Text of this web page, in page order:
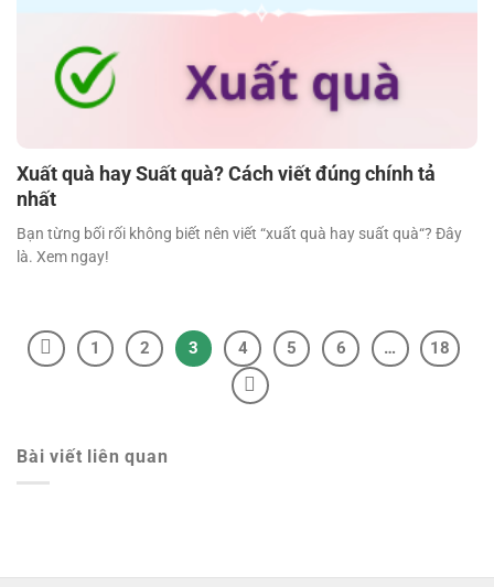
Xuất quà hay Suất quà? Cách viết đúng chính tả
nhất
Bạn từng bối rối không biết nên viết “xuất quà hay suất quà“? Đây
là. Xem ngay!
1 2 3 4 5 6 … 18
Bài viết liên quan